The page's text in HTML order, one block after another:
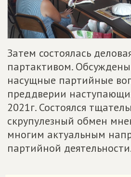
Затем состоялась
партактивом.
насущные партийные
преддверии
2021г. Состоялся
скрупулезный обмен
многим актуальным
партийной